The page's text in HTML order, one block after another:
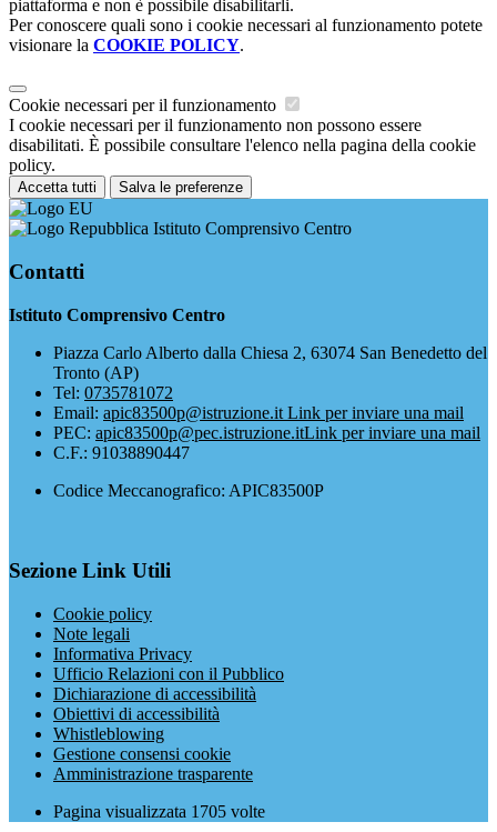
piattaforma e non è possibile disabilitarli.
Per conoscere quali sono i cookie necessari al funzionamento potete
visionare la COOKIE POLICY.
Cookie necessari per il funzionamento
I cookie necessari per il funzionamento non possono essere
disabilitati. È possibile consultare l'elenco nella pagina della cookie
policy.
Accetta tutti Salva le preferenze
Istituto Comprensivo Centro
Contatti
Istituto Comprensivo Centro
Piazza Carlo Alberto dalla Chiesa 2, 63074 San Benedetto del
Tronto (AP)
Tel: 0735781072
Email: apic83500p@istruzione.it Link per inviare una mail
PEC: apic83500p@pec.istruzione.itLink per inviare una mail
C.F.: 91038890447
Codice Meccanografico: APIC83500P
Sezione Link Utili
Cookie policy
Note legali
Informativa Privacy
Ufficio Relazioni con il Pubblico
Dichiarazione di accessibilità
Obiettivi di accessibilità
Whistleblowing
Gestione consensi cookie
Amministrazione trasparente
Pagina visualizzata 1705 volte